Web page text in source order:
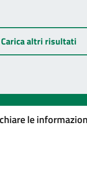
Carica altri risultati
le